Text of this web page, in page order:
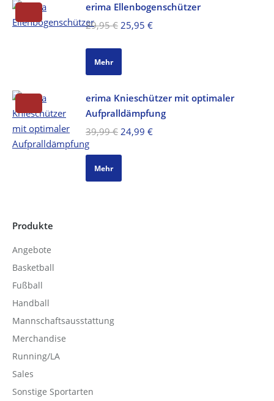
erima Ellenbogenschützer
29,95€ Ursprünglicher
25,95 €Aktueller
Mehr
erima Knieschützer mit optimaler
Aufpralldämpfung
39,99€ Ursprünglicher
24,99 €Aktueller
Mehr
Produkte
Angebote
Basketball
Fußball
Handball
Mannschaftsausstattung
Merchandise
Running/LA
Sales
Sonstige Sportarten